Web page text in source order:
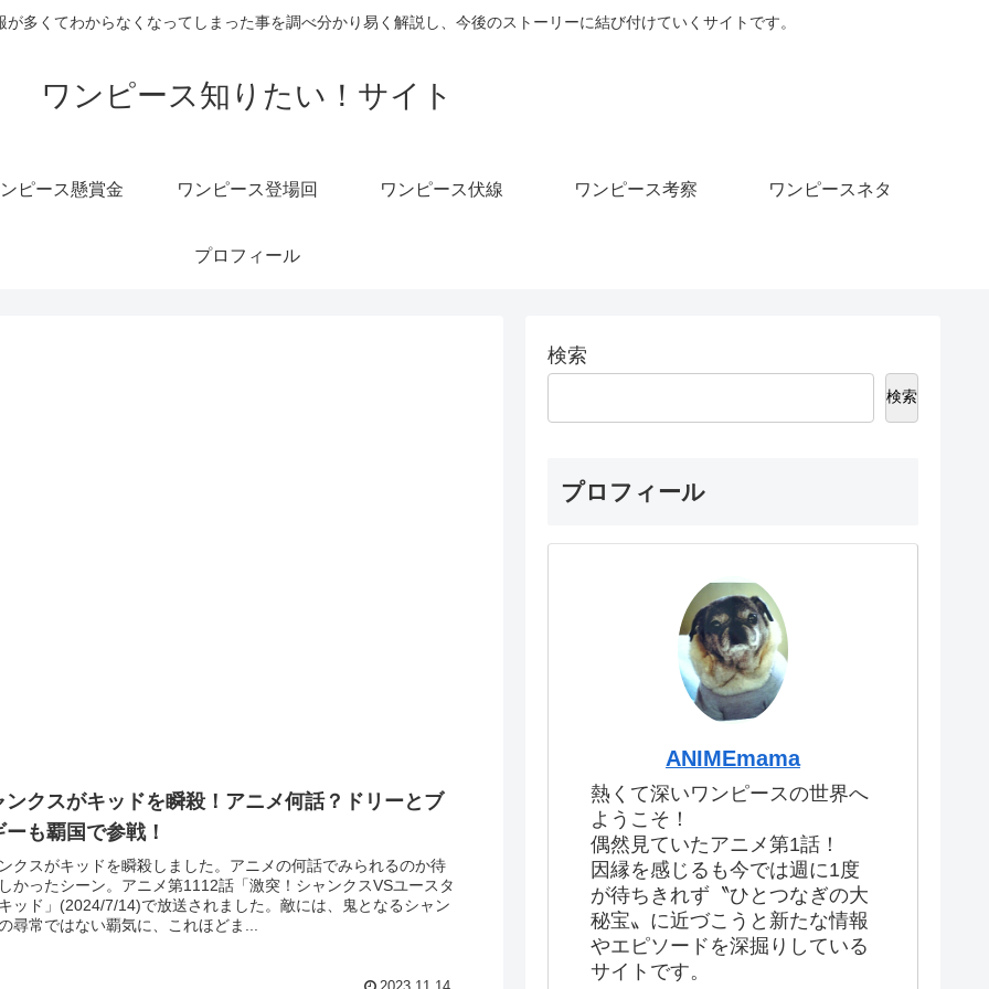
多くてわからなくなってしまった事を調べ分かり易く解説し、今後のストーリーに結び付けていくサイトです。
ワンピース知りたい！サイト
ピース懸賞金 ワンピース登場回 ワンピース伏線 ワンピース考察 ワンピースネタ
プロフィール
ンクスがキッドを瞬殺！アニメ何話？ドリーとブ
ーも覇国で参戦！
クスがキッドを瞬殺しました。アニメの何話でみられるのか待
かったシーン。アニメ第1112話「激突！シャンクスVSユースタ
ッド」(2024/7/14)で放送されました。敵には、鬼となるシャン
尋常ではない覇気に、これほどま...
検索
検索
プロフィール
ANIMEmama
熱くて深いワンピースの世界へ
ようこそ！
偶然見ていたアニメ第1話！
因縁を感じるも今では週に1度
が待ちきれず〝ひとつなぎの大
秘宝〟に近づこうと新たな情報
やエピソードを深掘りしている
サイトです。